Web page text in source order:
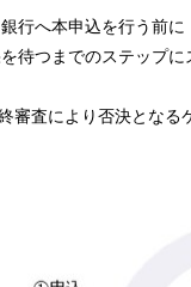
行へ本申込を行う前
待つまでのステップ
審査により否決となる